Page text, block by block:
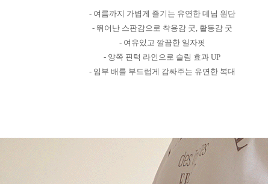
- 여름까지 가볍게 즐기는 유연한 데님 원단
- 뛰어난 스판감으로 착용감 굿, 활동감 굿
- 여유있고 깔끔한 일자핏
- 양쪽 핀턱 라인으로 슬림 효과 UP
- 임부 배를 부드럽게 감싸주는 유연한 복대